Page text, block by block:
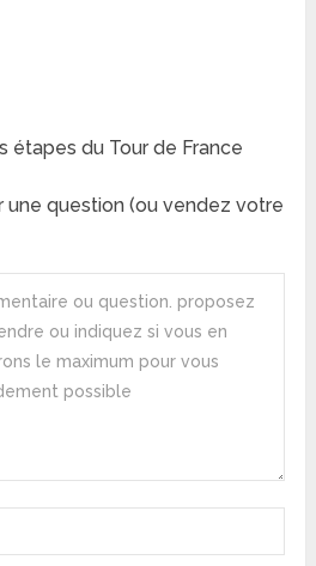
étapes du Tour de France
question (ou vendez votre